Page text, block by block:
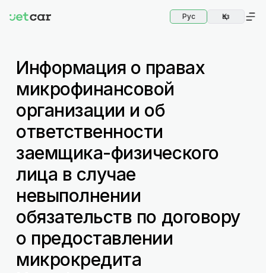
Рус Қаз
Информация о правах
микрофинансовой
организации и об
ответственности
заемщика-физического
лица в случае
невыполнении
обязательств по договору
о предоставлении
микрокредита